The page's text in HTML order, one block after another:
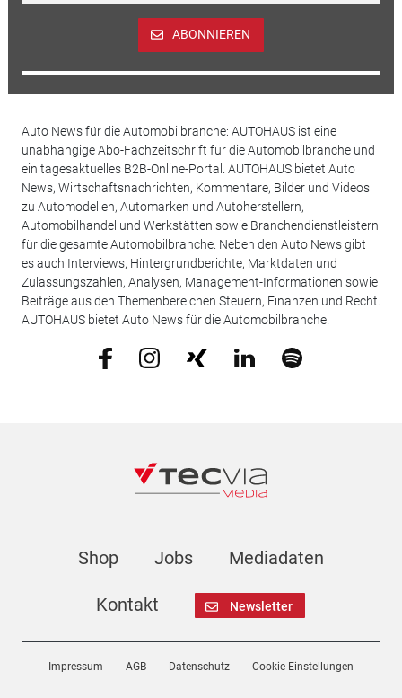
ABONNIEREN
Auto News für die Automobilbranche: AUTOHAUS ist eine
unabhängige Abo-Fachzeitschrift für die Automobilbranche und
ein tagesaktuelles B2B-Online-Portal. AUTOHAUS bietet Auto
News, Wirtschaftsnachrichten, Kommentare, Bilder und Videos
zu Automodellen, Automarken und Autoherstellern,
Automobilhandel und Werkstätten sowie Branchendienstleistern
für die gesamte Automobilbranche. Neben den Auto News gibt
es auch Interviews, Hintergrundberichte, Marktdaten und
Zulassungszahlen, Analysen, Management-Informationen sowie
Beiträge aus den Themenbereichen Steuern, Finanzen und Recht.
AUTOHAUS bietet Auto News für die Automobilbranche.
Shop Jobs Mediadaten
Kontakt Newsletter
Impressum AGB Datenschutz Cookie-Einstellungen